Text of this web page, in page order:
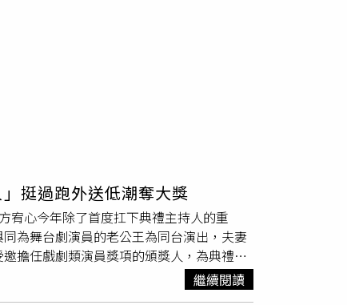
挺過跑外送低潮奪大獎
宥心今年除了首度扛下典禮主持人的重
為舞台劇演員的老公王為同台演出，夫妻
擔任戲劇類演員獎項的頒獎人，為典禮增
憑藉《今晚，我想來點》榮獲最佳音樂劇
時沒工作的他甚至曾上街跑外送度日，原以
繼續閱讀